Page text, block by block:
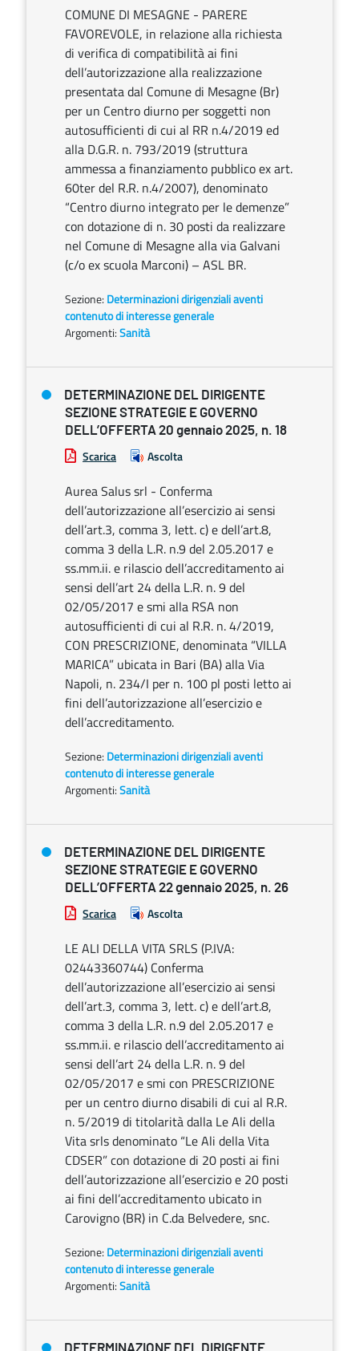
COMUNE DI MESAGNE - PARERE
FAVOREVOLE, in relazione alla richiesta
di verifica di compatibilità ai fini
dell’autorizzazione alla realizzazione
presentata dal Comune di Mesagne (Br)
per un Centro diurno per soggetti non
autosufficienti di cui al RR n.4/2019 ed
alla D.G.R. n. 793/2019 (struttura
ammessa a finanziamento pubblico ex art.
60ter del R.R. n.4/2007), denominato
“Centro diurno integrato per le demenze”
con dotazione di n. 30 posti da realizzare
nel Comune di Mesagne alla via Galvani
(c/o ex scuola Marconi) – ASL BR.
Sezione: Determinazioni dirigenziali aventi
contenuto di interesse generale
Argomenti:Sanità
DETERMINAZIONE DEL DIRIGENTE
SEZIONE STRATEGIE E GOVERNO
DELL’OFFERTA 20 gennaio 2025, n. 18
Scarica Ascolta
Aurea Salus srl - Conferma
dell’autorizzazione all’esercizio ai sensi
dell’art.3, comma 3, lett. c) e dell’art.8,
comma 3 della L.R. n.9 del 2.05.2017 e
ss.mm.ii. e rilascio dell’accreditamento ai
sensi dell’art 24 della L.R. n. 9 del
02/05/2017 e smi alla RSA non
autosufficienti di cui al R.R. n. 4/2019,
CON PRESCRIZIONE, denominata “VILLA
MARICA” ubicata in Bari (BA) alla Via
Napoli, n. 234/I per n. 100 pl posti letto ai
fini dell’autorizzazione all’esercizio e
dell’accreditamento.
Sezione: Determinazioni dirigenziali aventi
contenuto di interesse generale
Argomenti:Sanità
DETERMINAZIONE DEL DIRIGENTE
SEZIONE STRATEGIE E GOVERNO
DELL’OFFERTA 22 gennaio 2025, n. 26
Scarica Ascolta
LE ALI DELLA VITA SRLS (P.IVA:
02443360744) Conferma
dell’autorizzazione all’esercizio ai sensi
dell’art.3, comma 3, lett. c) e dell’art.8,
comma 3 della L.R. n.9 del 2.05.2017 e
ss.mm.ii. e rilascio dell’accreditamento ai
sensi dell’art 24 della L.R. n. 9 del
02/05/2017 e smi con PRESCRIZIONE
per un centro diurno disabili di cui al R.R.
n. 5/2019 di titolarità dalla Le Ali della
Vita srls denominato “Le Ali della Vita
CDSER” con dotazione di 20 posti ai fini
dell’autorizzazione all’esercizio e 20 posti
ai fini dell’accreditamento ubicato in
Carovigno (BR) in C.da Belvedere, snc.
Sezione: Determinazioni dirigenziali aventi
contenuto di interesse generale
Argomenti:Sanità
DETERMINAZIONE DEL DIRIGENTE